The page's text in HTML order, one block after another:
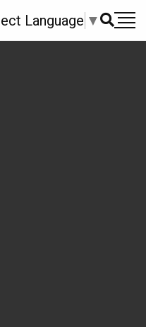
Language ▼